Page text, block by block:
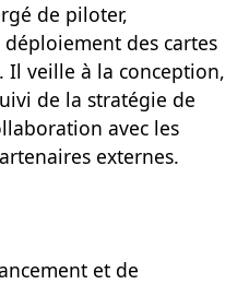
de piloter,
des cartes
Il veille à la conception,
de la stratégie de
avec les
externes.
et de